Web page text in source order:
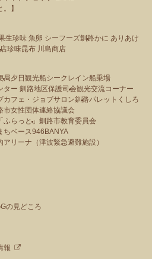
】
生珍味 魚卵 シーフーズ釧路かに ありあけ
珍味昆布 川島商店
局夕日観光船シークレイン船乗場
ター 釧路地区保護司会観光交流コーナー
カフェ・ジョブサロン釧路パレットくしろ
市女性団体連絡協議会
ふらっと」釧路市教育委員会
ちベース946BANYA
アリーナ（津波緊急避難施設）
の見どころ
報